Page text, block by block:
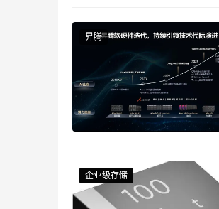
昇腾
企业级存储
企业级存储
企业级存储
企业级存储